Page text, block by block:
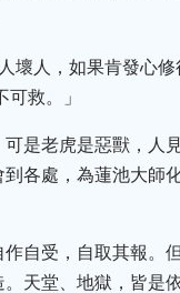
壞人，如果肯發心
救。」
是老虎是惡獸，人
各處，為蓮池大師
自受，自取其報。
天堂、地獄，皆是